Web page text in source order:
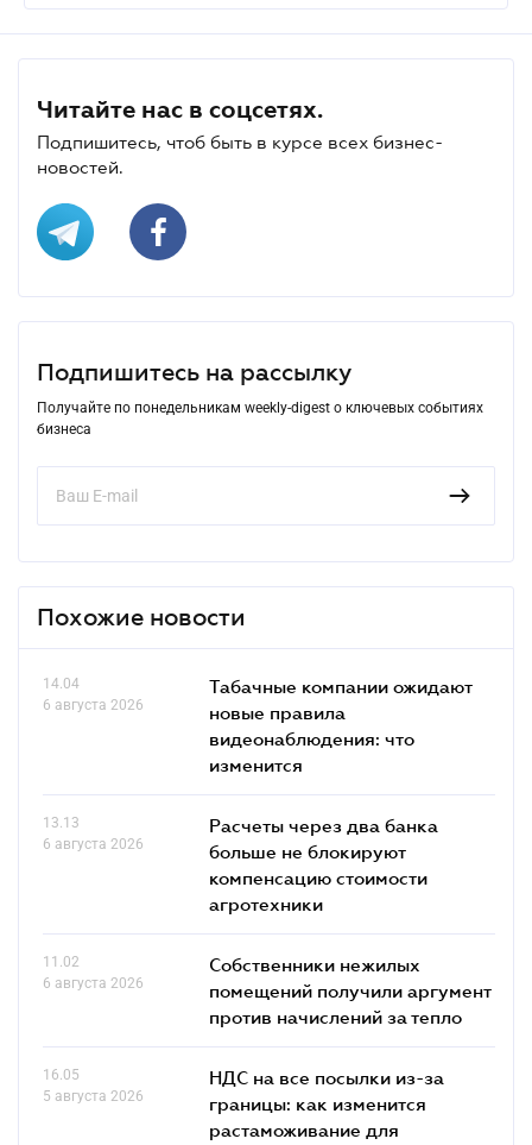
Читайте нас в соцсетях.
Подпишитесь, чтоб быть в курсе всех бизнес-
новостей.
Подпишитесь на рассылку
Получайте по понедельникам weekly-digest о ключевых событиях
бизнеса
Похожие новости
14.04
6 августа 2026
Табачные компании ожидают
новые правила
видеонаблюдения: что
изменится
13.13
6 августа 2026
Расчеты через два банка
больше не блокируют
компенсацию стоимости
агротехники
11.02
6 августа 2026
Собственники нежилых
помещений получили аргумент
против начислений за тепло
16.05
5 августа 2026
НДС на все посылки из-за
границы: как изменится
растаможивание для